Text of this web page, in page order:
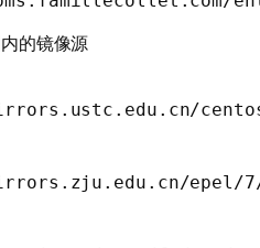
的镜像源
epel/